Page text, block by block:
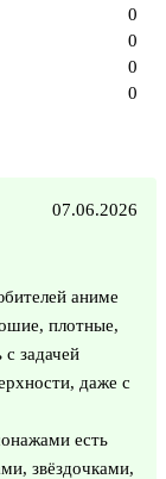
0
0
0
0
07.06.2026
аниме
плотные,
задачей
даже с
есть
звёздочками,